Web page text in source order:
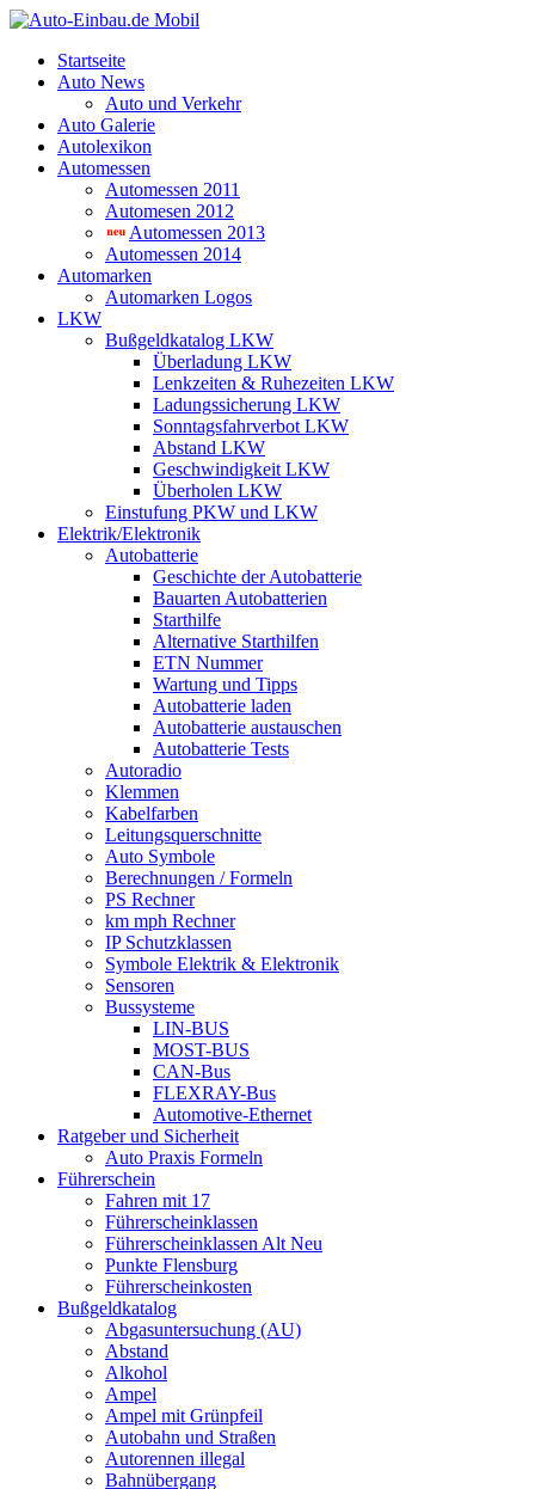
Startseite
Auto News
Auto und Verkehr
Auto Galerie
Autolexikon
Automessen
Automessen 2011
Automesen 2012
Automessen 2013
Automessen 2014
Automarken
Automarken Logos
LKW
Bußgeldkatalog LKW
Überladung LKW
Lenkzeiten & Ruhezeiten LKW
Ladungssicherung LKW
Sonntagsfahrverbot LKW
Abstand LKW
Geschwindigkeit LKW
Überholen LKW
Einstufung PKW und LKW
Elektrik/Elektronik
Autobatterie
Geschichte der Autobatterie
Bauarten Autobatterien
Starthilfe
Alternative Starthilfen
ETN Nummer
Wartung und Tipps
Autobatterie laden
Autobatterie austauschen
Autobatterie Tests
Autoradio
Klemmen
Kabelfarben
Leitungsquerschnitte
Auto Symbole
Berechnungen / Formeln
PS Rechner
km mph Rechner
IP Schutzklassen
Symbole Elektrik & Elektronik
Sensoren
Bussysteme
LIN-BUS
MOST-BUS
CAN-Bus
FLEXRAY-Bus
Automotive-Ethernet
Ratgeber und Sicherheit
Auto Praxis Formeln
Führerschein
Fahren mit 17
Führerscheinklassen
Führerscheinklassen Alt Neu
Punkte Flensburg
Führerscheinkosten
Bußgeldkatalog
Abgasuntersuchung (AU)
Abstand
Alkohol
Ampel
Ampel mit Grünpfeil
Autobahn und Straßen
Autorennen illegal
Bahnübergang